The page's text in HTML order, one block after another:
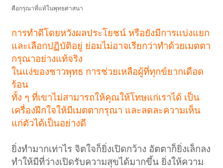
คือกรุณาที่แท้ในพุทธศาสนา
การทำดีโดยหวังผลประโยชน์ หรือยังมีการแบ่งแยก
และเลือกปฏิบัติอยู่ ย่อมไม่อาจเรียกว่าทำด้วยเมตตา
กรุณาอย่างแท้จริง
ในแง่ของชาวพุทธ การช่วยเหลือผู้ที่ทุกข์ยากเดือด
ร้อน
ทั้ง ๆ ที่เขาไม่สามารถให้คุณให้โทษแก่เราได้ เป็น
เครื่องฝึกใจให้มีเมตตากรุณา และลดละความเห็น
แก่ตัวได้เป็นอย่างดี
ยิ่งทำมากเท่าไร จิตใจก็ยิ่งเปิดกว้าง อัตตาก็ยิ่งเล็กลง
ทำให้มีที่ว่างเปิดรับความสุขได้มากขึ้น ยิ่งให้ความ